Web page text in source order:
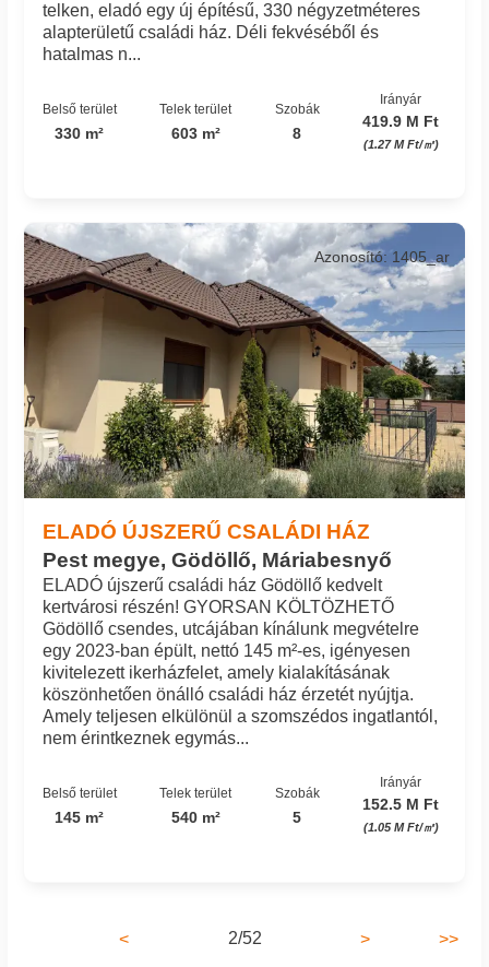
telken, eladó egy új építésű, 330 négyzetméteres
alapterületű családi ház. Déli fekvéséből és
hatalmas n...
Belső terület
330 m²
Telek terület
603 m²
Szobák
8
Irányár
419.9 M Ft
(1.27 M Ft/㎡)
ELADÓ ÚJSZERŰ CSALÁDI HÁZ
Pest megye, Gödöllő, Máriabesnyő
Azonosító: 1405_ar
ELADÓ újszerű családi ház Gödöllő kedvelt
kertvárosi részén! GYORSAN KÖLTÖZHETŐ
Gödöllő csendes, utcájában kínálunk megvételre
egy 2023-ban épült, nettó 145 m²-es, igényesen
kivitelezett ikerházfelet, amely kialakításának
köszönhetően önálló családi ház érzetét nyújtja.
Amely teljesen elkülönül a szomszédos ingatlantól,
nem érintkeznek egymás...
Belső terület
145 m²
Telek terület
540 m²
Szobák
5
Irányár
152.5 M Ft
(1.05 M Ft/㎡)
< 2/52 > >>